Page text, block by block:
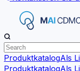
ProduktkatalogAls
ProduktkatalogAls